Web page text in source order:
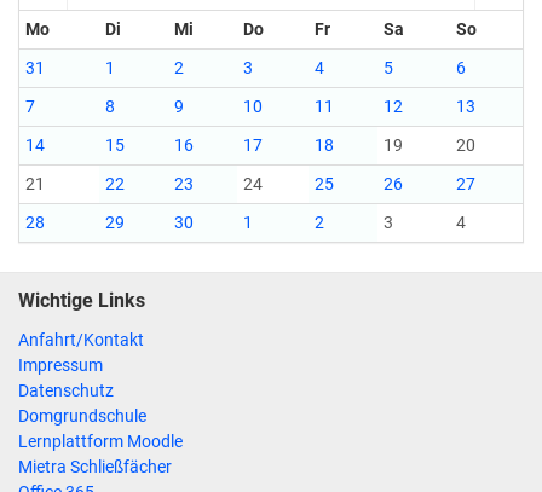
Mo Di Mi Do Fr Sa
So
31
1 2 3 4 5
6
7
8 9 10 11 12
13
14
15 16 17 18 19
20
21
22 23 24 25 26
27
28
29 30 1 2 3 4
Wichtige Links
Anfahrt/Kontakt
Impressum
Datenschutz
Domgrundschule
Lernplattform Moodle
Mietra Schließfächer